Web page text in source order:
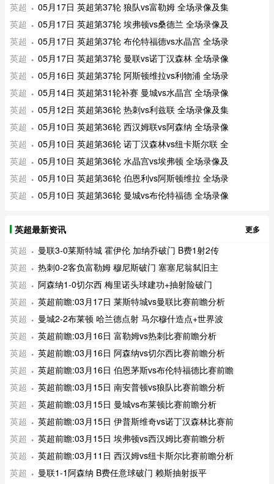
英超
05月17日 英超第37轮 狼队vs富勒姆 全场录像及集
英超
05月17日 英超第37轮 埃弗顿vs桑德兰 全场录像及
英超
05月17日 英超第37轮 布伦特福德vs水晶宫 全场录
英超
05月17日 英超第37轮 曼联vs诺丁汉森林 全场录像
英超
05月16日 英超第37轮 阿斯顿维拉vs利物浦 全场录
英超
05月14日 英超第31轮补赛 曼城vs水晶宫 全场录像
英超
05月12日 英超第36轮 热刺vs利兹联 全场录像及集
英超
05月10日 英超第36轮 西汉姆联vs阿森纳 全场录像
英超
05月10日 英超第36轮 诺丁汉森林vs纽卡斯尔联 全
英超
05月10日 英超第36轮 水晶宫vs埃弗顿 全场录像及
英超
05月10日 英超第36轮 伯恩利vs阿斯顿维拉 全场录
英超
05月10日 英超第36轮 曼城vs布伦特福德 全场录像
英超最新资讯 更多
英超
曼联3-0莱斯特城 霍伊伦 加纳乔破门 B费1射2传
英超
热刺0-2客负富勒姆 穆尼斯破门 塞塞尼翁弑旧主
英超
阿森纳1-0切尔西 梅里诺头球建功+抽射险破门
英超
英超前瞻:03月17日 莱斯特城vs曼联比赛前瞻分析
英超
曼城2-2布莱顿 哈兰德点射 马尔穆什造点+世界波
英超
英超前瞻:03月16日 富勒姆vs热刺比赛前瞻分析
英超
英超前瞻:03月16日 阿森纳vs切尔西比赛前瞻分析
英超
英超前瞻:03月16日 伯恩茅斯vs布伦特福德比赛前瞻
英超
英超前瞻:03月15日 南安普顿vs狼队比赛前瞻分析
英超
英超前瞻:03月15日 曼城vs布莱顿比赛前瞻分析
英超
英超前瞻:03月15日 伊普斯维奇vs诺丁汉森林比赛前
英超
英超前瞻:03月15日 埃弗顿vs西汉姆比赛前瞻分析
英超
英超前瞻:03月11日 西汉姆vs纽卡斯尔比赛前瞻分析
英超
曼联1-1阿森纳 B费任意球破门 赖斯抽射扳平